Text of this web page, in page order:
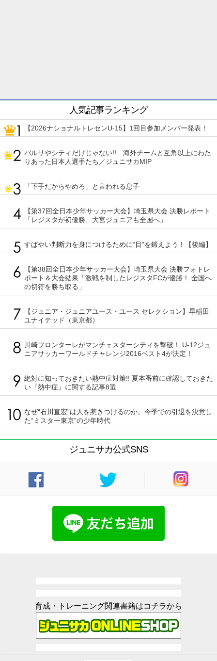
人気記事ランキング
【2026ナショナルトレセンU-15】1回目参加メンバー発表！
バルサやシティだけじゃない!! 海外チームと互角以上にわた
りあった日本人選手たち／ジュニサカMIP
「下手だからやめろ」と言われる息子
【第37回全日本少年サッカー大会】埼玉県大会 決勝レポート
「レジスタが初優勝、大宮ジュニアも全国へ」
すばやい判断力を身につけるために“目”を鍛えよう！【後編】
【第38回全日本少年サッカー大会】埼玉県大会 決勝フォトレ
ポート＆大会結果「激戦を制したレジスタFCが優勝！ 全国へ
の切符を勝ち取る」
【ジュニア・ジュニアユース・ユース セレクション】早稲田
ユナイテッド（東京都）
川崎フロンターレがマンチェスターシティを撃破！ U-12ジュ
ニアサッカーワールドチャレンジ2016ベスト4が決定！
絶対に知っておきたい熱中症対策!! 夏本番前に確認しておきた
い『熱中症』に関する記事8選
なぜ“石川直宏”は人を惹きつけるのか。今季での引退を決意し
た“ミスター東京”の少年時代
ジュニサカ公式SNS
育成・トレーニング関連書籍はコチラから